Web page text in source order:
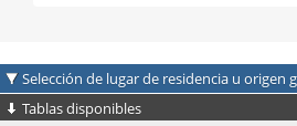
Selección de lugar de residencia u origen
Tablas disponibles